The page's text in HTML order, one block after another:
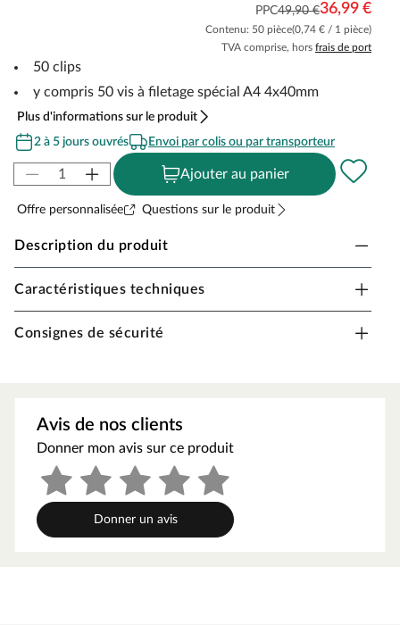
PPC49,90 €36,99 €
Contenu: 50 pièce(0,74 € / 1 pièce)
TVA comprise, hors frais de port
50 clips
y compris 50 vis à filetage spécial A4 4x40mm
Plus d'informations sur le produit
2 à 5 jours ouvrés
Envoi par colis ou par transporteur
Ajouter au panier
Offre personnalisée Questions sur le produit
Description du produit
Kit de montage UPM
de 6 mm
Caractéristiques techniques
Consignes de sécurité
Avis de nos clients
Donner mon avis sur ce produit
Donner un avis